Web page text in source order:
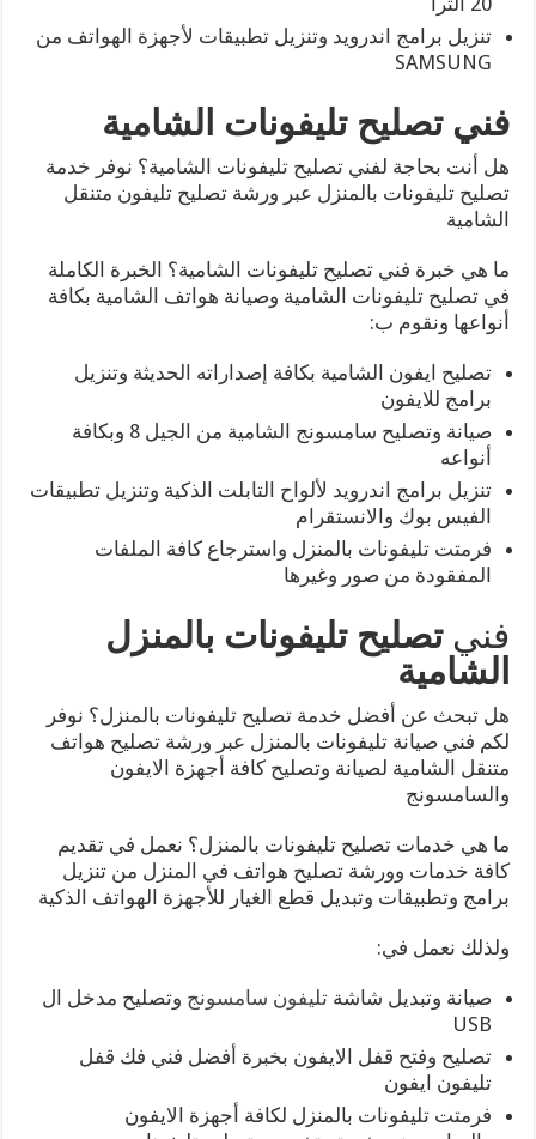
تنزيل برامج اندرويد وتنزيل تطبيقات لأجهزة الهواتف من
SAMSUNG
فني تصليح تليفونات الشامية
هل أنت بحاجة لفني تصليح تليفونات الشامية؟ نوفر خدمة
تصليح تليفونات بالمنزل عبر ورشة تصليح تليفون متنقل
الشامية
ما هي خبرة فني تصليح تليفونات الشامية؟ الخبرة الكاملة
في تصليح تليفونات الشامية وصيانة هواتف الشامية بكافة
أنواعها ونقوم ب:
تصليح ايفون الشامية بكافة إصداراته الحديثة وتنزيل
برامج للايفون
صيانة وتصليح سامسونج الشامية من الجيل 8 وبكافة
أنواعه
تنزيل برامج اندرويد لألواح التابلت الذكية وتنزيل تطبيقات
الفيس بوك والانستقرام
فرمتت تليفونات بالمنزل واسترجاع كافة الملفات
المفقودة من صور وغيرها
فنيتصليح تليفونات بالمنزل
الشامية
هل تبحث عن أفضل خدمة تصليح تليفونات بالمنزل؟ نوفر
لكم فني صيانة تليفونات بالمنزل عبر ورشة تصليح هواتف
متنقل الشامية لصيانة وتصليح كافة أجهزة الايفون
والسامسونج
ما هي خدمات تصليح تليفونات بالمنزل؟ نعمل في تقديم
كافة خدمات وورشة تصليح هواتف في المنزل من تنزيل
برامج وتطبيقات وتبديل قطع الغيار للأجهزة الهواتف الذكية
ولذلك نعمل في:
صيانة وتبديل شاشةتليفون سامسونج وتصليح مدخل ال
USB
تصليح وفتح قفل الايفون بخبرة أفضل فني فك قفل
تليفون ايفون
فرمتت تليفونات بالمنزل لكافة أجهزة الايفون